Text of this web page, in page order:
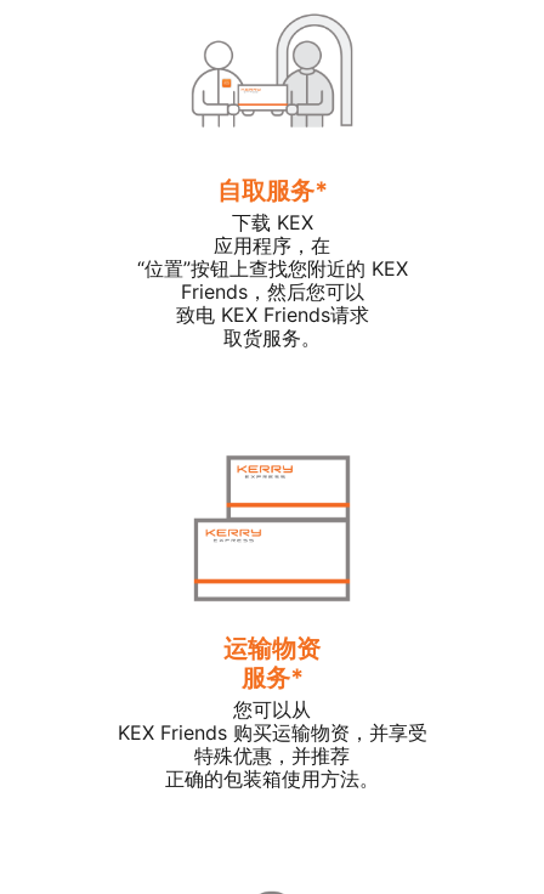
自取服务*
下载 KEX
应用程序，在
“位置”按钮上查找您附近的 KEX
Friends，然后您可以
致电 KEX Friends请求
取货服务。
运输物资
服务*
您可以从
KEX Friends 购买运输物资，并享受
特殊优惠，并推荐
正确的包装箱使用方法。